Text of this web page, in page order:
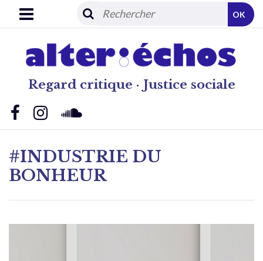
Regard critique · Justice sociale
OK
#INDUSTRIE DU
BONHEUR